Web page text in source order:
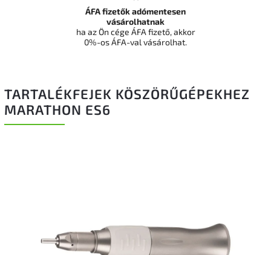
TARTALÉKFEJEK KÖSZÖRŰGÉPEKHEZ
MARATHON ES6
ÁFA fizetők adómentesen
vásárolhatnak
ha az Ön cége ÁFA fizető, akkor
0%-os ÁFA-val vásárolhat.